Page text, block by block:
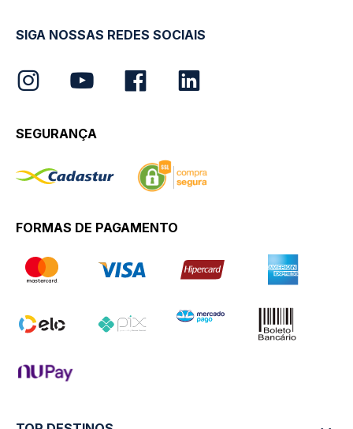
SIGA NOSSAS REDES SOCIAIS
SEGURANÇA
FORMAS DE PAGAMENTO